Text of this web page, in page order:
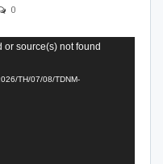
0
or source(s) not found
TH/07/08/TDNM-